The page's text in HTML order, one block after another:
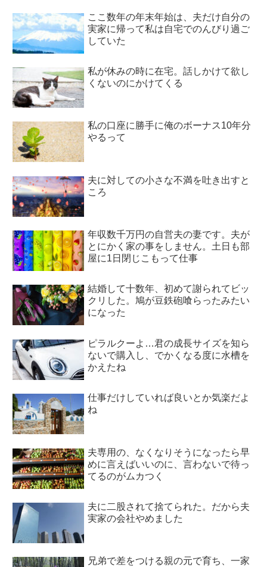
ここ数年の年末年始は、夫だけ自分の
実家に帰って私は自宅でのんびり過ご
していた
私が休みの時に在宅。話しかけて欲し
くないのにかけてくる
私の口座に勝手に俺のボーナス10年分
やるって
夫に対しての小さな不満を吐き出すと
ころ
年収数千万円の自営夫の妻です。夫が
とにかく家の事をしません。土日も部
屋に1日閉じこもって仕事
結婚して十数年、初めて謝られてビッ
クリした。鳩が豆鉄砲喰らったみたい
になった
ピラルクーよ…君の成長サイズを知ら
ないで購入し、でかくなる度に水槽を
かえたね
仕事だけしていれば良いとか気楽だよ
ね
夫専用の、なくなりそうになったら早
めに言えばいいのに、言わないで待っ
てるのがムカつく
夫に二股されて捨てられた。だから夫
実家の会社やめました
兄弟で差をつける親の元で育ち、一家